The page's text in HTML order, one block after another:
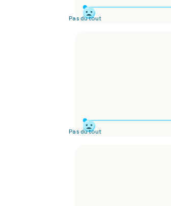
Pas du tout
Pas du tout